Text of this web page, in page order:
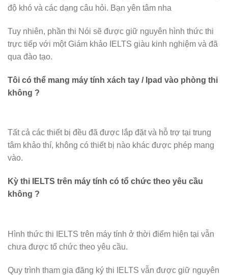
độ khó và các dạng câu hỏi. Bạn yên tâm nha
Tuy nhiên, phần thi Nói sẽ được giữ nguyên hình thức thi
trực tiếp với một Giám khảo IELTS giàu kinh nghiệm và đã
qua đào tạo.
Tôi có thể mang máy tính xách tay / Ipad vào phòng thi
không ?
Tất cả các thiết bị đều đã được lắp đặt và hỗ trợ tại trung
tâm khảo thí, không có thiết bị nào khác được phép mang
vào.
Kỳ thi IELTS trên máy tính có tổ chức theo yêu cầu
không ?
Hình thức thi IELTS trên máy tính ở thời điểm hiện tại vẫn
chưa được tổ chức theo yêu cầu.
Quy trình tham gia đăng ký thi IELTS vẫn được giữ nguyên